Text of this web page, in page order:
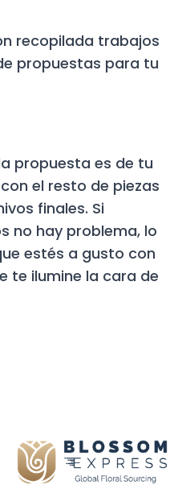
recopilada trabajos
propuestas para tu
propuesta es de tu
el resto de piezas
finales. Si
no hay problema, lo
estés a gusto con
te ilumine la cara de